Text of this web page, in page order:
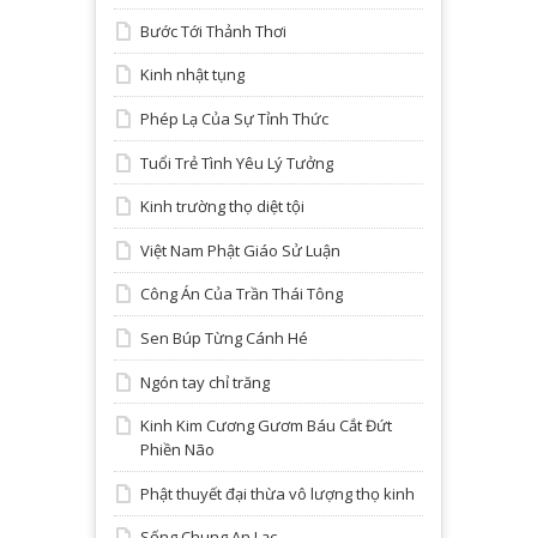
Bước Tới Thảnh Thơi
Kinh nhật tụng
Phép Lạ Của Sự Tỉnh Thức
Tuổi Trẻ Tình Yêu Lý Tưởng
Kinh trường thọ diệt tội
Việt Nam Phật Giáo Sử Luận
Công Án Của Trần Thái Tông
Sen Búp Từng Cánh Hé
Ngón tay chỉ trăng
Kinh Kim Cương Gươm Báu Cắt Đứt
Phiền Não
Phật thuyết đại thừa vô lượng thọ kinh